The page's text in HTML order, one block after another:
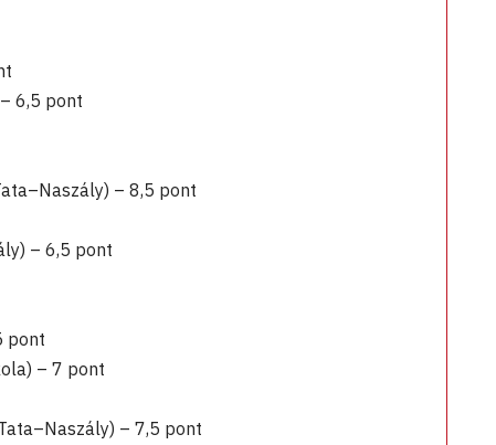
6,5 pont
– 8,5 pont
– 6,5 pont
pont
– 7 pont
– 7,5 pont